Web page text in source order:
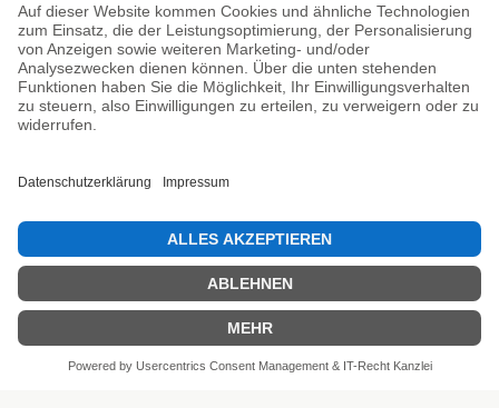
Unsere Prüfsiegel